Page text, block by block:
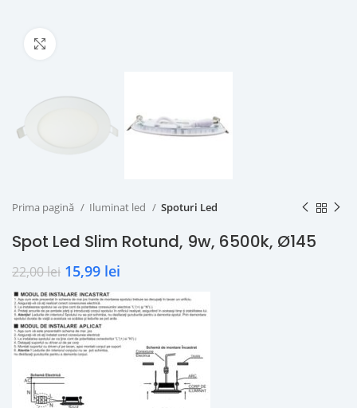
Prima pagină Iluminat led Spoturi Led
Spot Led Slim Rotund, 9w, 6500k, Ø145
22,00lei 15,99 lei